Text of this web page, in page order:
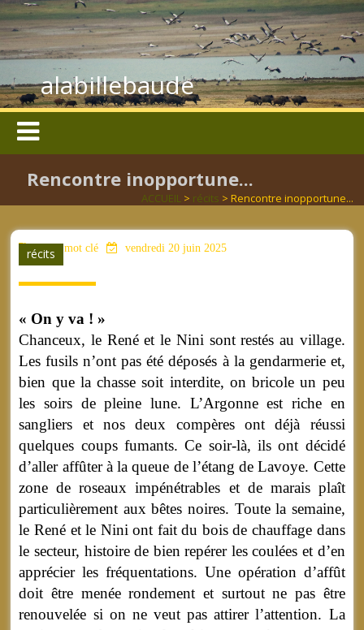
alabillebaude
Rencontre inopportune...
ACCUEIL> récits > Rencontre inopportune...
récits
aucun mot clé vendredi 20 juin 2025
« On y va ! »
Chanceux, le René et le Nini sont restés au village.
Les fusils n’ont pas été déposés à la gendarmerie et,
bien que la chasse soit interdite, on bricole un peu
les soirs de pleine lune. L’Argonne est riche en
sangliers et nos deux compères ont déjà réussi
quelques coups fumants. Ce soir-là, ils ont décidé
d’aller affûter à la queue de l’étang de Lavoye. Cette
zone de roseaux impénétrables et de marais plaît
particulièrement aux bêtes noires. Toute la semaine,
le René et le Nini ont fait du bois de chauffage dans
le secteur, histoire de bien repérer les coulées et d’en
apprécier les fréquentations. Une opération d’affût
doit être menée rondement et surtout ne pas être
renouvelée si on ne veut pas attirer l’attention. La